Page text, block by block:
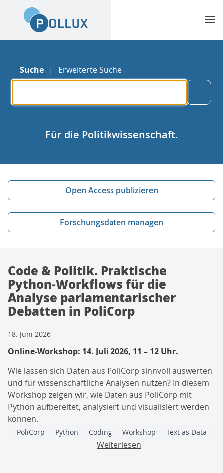
Suche Erweiterte Suche
Für die Politikwissenschaft.
Open Access publizieren
Forschungsdaten managen
News
Code & Politik. Praktische
Python-Workflows für die
Analyse parlamentarischer
Debatten in PoliCorp
18. Juni 2026
Online-Workshop: 14. Juli 2026, 11 – 12 Uhr.
Wie lassen sich Daten aus PoliCorp sinnvoll auswerten
und für wissenschaftliche Analysen nutzen? In diesem
Workshop zeigen wir, wie Daten aus PoliCorp mit
Python aufbereitet, analysiert und visualisiert werden
können.
PoliCorp Python Coding Workshop Text as Data
Weiterlesen